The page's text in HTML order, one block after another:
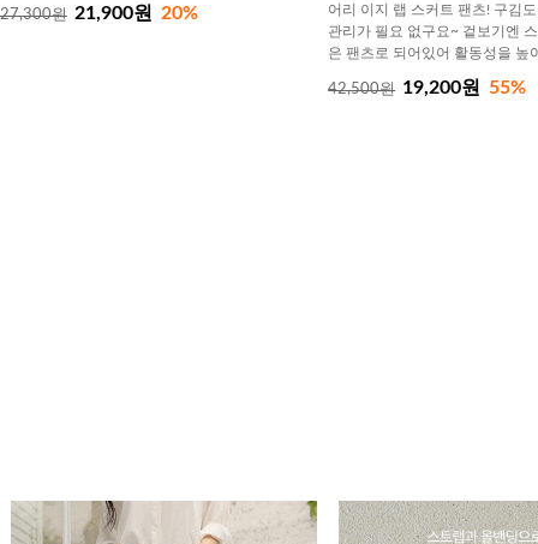
27,300원 21,900원 20%
어리 이지 랩 스커트 팬츠! 구김
관리가 필요 없구요~ 겉보기엔
은 팬츠로 되어있어 활동성을 높
42,500원 19,200원 55%